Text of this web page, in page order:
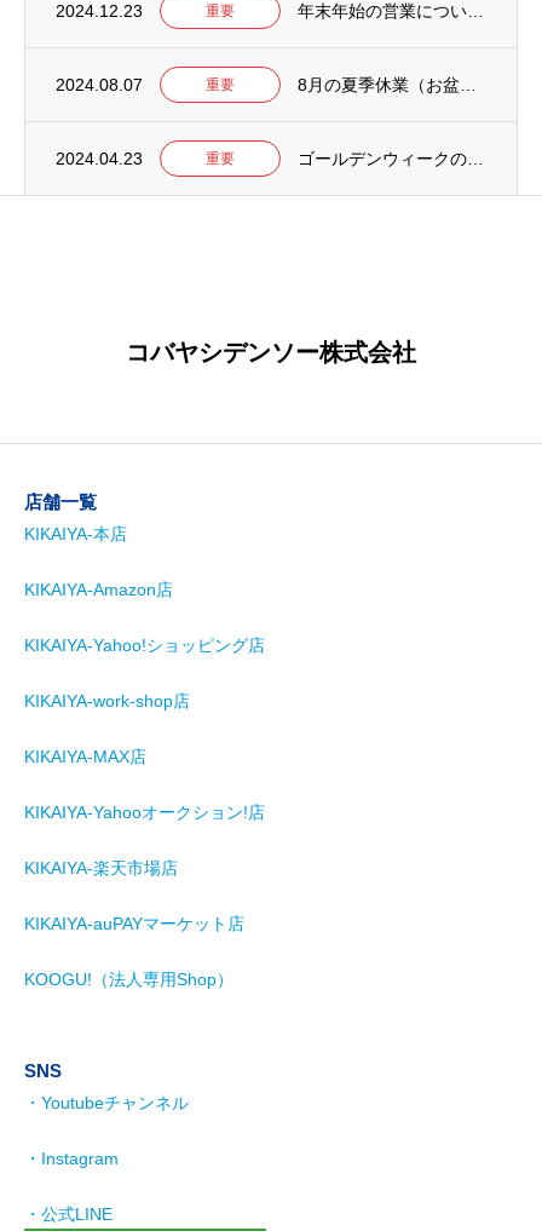
2024.12.23 重要
2024.08.07 重要
2024.04.23 重要
コバヤシデンソー株式会社
店舗一覧
KIKAIYA-本店
KIKAIYA-Amazon店
KIKAIYA-Yahoo!ショッピング店
KIKAIYA-work-shop店
KIKAIYA-MAX店
KIKAIYA-Yahooオークション!店
KIKAIYA-楽天市場店
KIKAIYA-auPAYマーケット店
KOOGU!（法人専用Shop）
SNS
・Youtubeチャンネル
・Instagram
・公式LINE